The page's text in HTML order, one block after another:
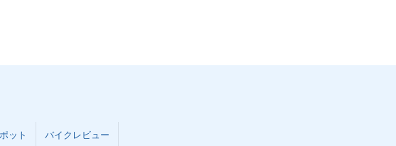
ット バイクレビュー